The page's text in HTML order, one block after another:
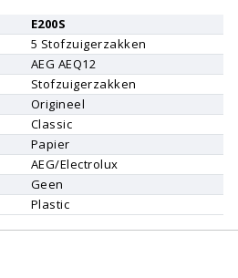
E200S
5 Stofzuigerzakken
AEG AEQ12
Stofzuigerzakken
Origineel
Classic
Papier
AEG/Electrolux
Geen
Plastic